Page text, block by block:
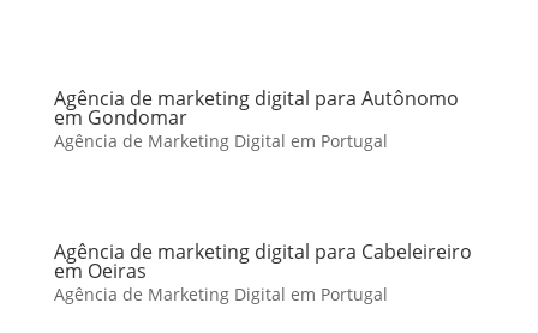
Agência de marketing digital para Autônomo
em Gondomar
Agência de Marketing Digital em Portugal
Agência de marketing digital para Cabeleireiro
em Oeiras
Agência de Marketing Digital em Portugal